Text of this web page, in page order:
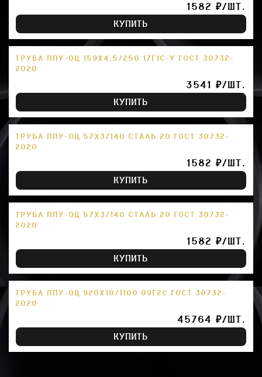
1582 ₽/ШТ.
КУПИТЬ
ТРУБА ППУ-ОЦ 159Х4,5/250 17Г1С-У ГОСТ 30732-
2020
3541 ₽/ШТ.
КУПИТЬ
ТРУБА ППУ-ОЦ 57Х3/140 СТАЛЬ 20 ГОСТ 30732-
2020
1582 ₽/ШТ.
КУПИТЬ
ТРУБА ППУ-ОЦ 57Х3/140 СТАЛЬ 20 ГОСТ 30732-
2020
1582 ₽/ШТ.
КУПИТЬ
ТРУБА ППУ-ОЦ 920Х10/1100 09Г2С ГОСТ 30732-
2020
45764 ₽/ШТ.
КУПИТЬ